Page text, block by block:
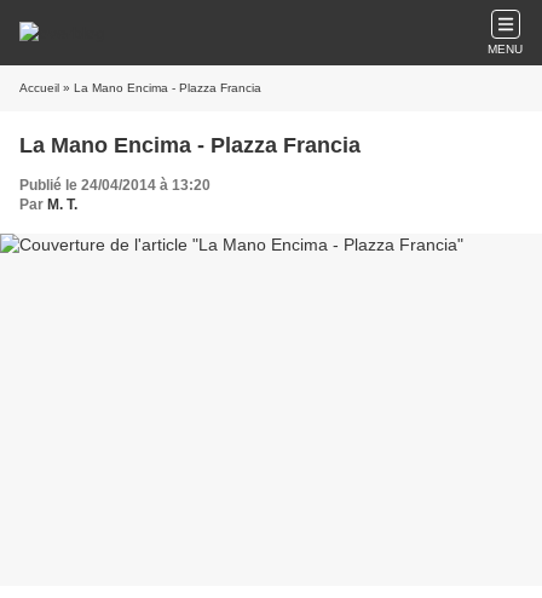
MENU
Accueil » La Mano Encima - Plazza Francia
La Mano Encima - Plazza Francia
Publié le 24/04/2014 à 13:20
Par M. T.